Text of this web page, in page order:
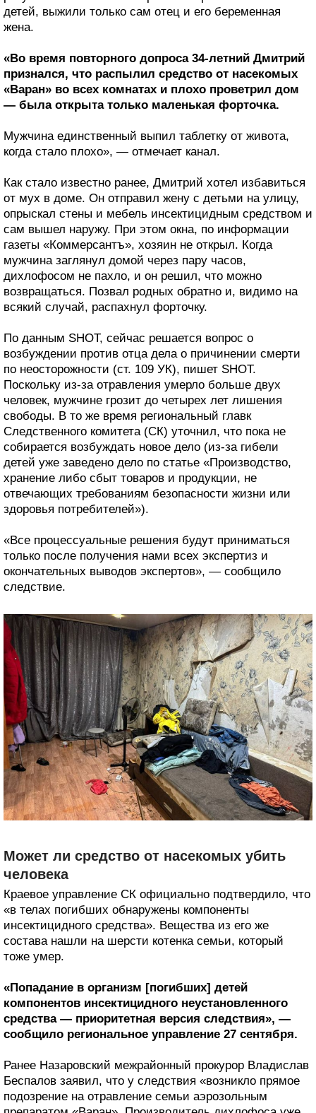
детей, выжили только сам отец и его беременная
жена.
«Во время повторного допроса 34-летний Дмитрий
признался, что распылил средство от насекомых
«Варан» во всех комнатах и плохо проветрил дом
— была открыта только маленькая форточка.
Мужчина единственный выпил таблетку от живота,
когда стало плохо», — отмечает канал.
Как стало известно ранее, Дмитрий хотел избавиться
от мух в доме. Он отправил жену с детьми на улицу,
опрыскал стены и мебель инсектицидным средством и
сам вышел наружу. При этом окна, по информации
газеты «Коммерсантъ», хозяин не открыл. Когда
мужчина заглянул домой через пару часов,
дихлофосом не пахло, и он решил, что можно
возвращаться. Позвал родных обратно и, видимо на
всякий случай, распахнул форточку.
По данным SHOT, сейчас решается вопрос о
возбуждении против отца дела о причинении смерти
по неосторожности (ст. 109 УК), пишет SHOT.
Поскольку из-за отравления умерло больше двух
человек, мужчине грозит до четырех лет лишения
свободы. В то же время региональный главк
Следственного комитета (СК) уточнил, что пока не
собирается возбуждать новое дело (из-за гибели
детей уже заведено дело по статье «Производство,
хранение либо сбыт товаров и продукции, не
отвечающих требованиям безопасности жизни или
здоровья потребителей»).
«Все процессуальные решения будут приниматься
только после получения нами всех экспертиз и
окончательных выводов экспертов», — сообщило
следствие.
Может ли средство от насекомых убить
человека
Краевое управление СК официально подтвердило, что
«в телах погибших обнаружены компоненты
инсектицидного средства». Вещества из его же
состава нашли на шерсти котенка семьи, который
тоже умер.
«Попадание в организм [погибших] детей
компонентов инсектицидного неустановленного
средства — приоритетная версия следствия», —
сообщило региональное управление 27 сентября.
Ранее Назаровский межрайонный прокурор Владислав
Беспалов заявил, что у следствия «возникло прямое
подозрение на отравление семьи аэрозольным